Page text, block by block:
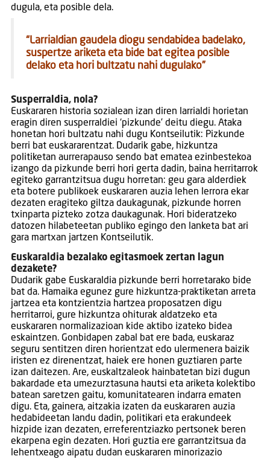
dugula, eta posible dela.
“Larrialdian gaudela diogu sendabidea badelako,
suspertze ariketa eta bide bat egitea posible
delako eta hori bultzatu nahi dugulako”
Susperraldia, nola?
Euskararen historia sozialean izan diren larrialdi horietan
eragin diren susperraldiei ‘pizkunde’ deitu diegu. Ataka
honetan hori bultzatu nahi dugu Kontseilutik: Pizkunde
berri bat euskararentzat. Dudarik gabe, hizkuntza
politiketan aurrerapauso sendo bat ematea ezinbestekoa
izango da pizkunde berri hori gerta dadin, baina herritarrok
egiteko garrantzitsua dugu horretan: geu gara alderdiek
eta botere publikoek euskararen auzia lehen lerrora ekar
dezaten eragiteko giltza daukagunak, pizkunde horren
txinparta pizteko zotza daukagunak. Hori bideratzeko
datozen hilabeteetan publiko egingo den lanketa bat ari
gara martxan jartzen Kontseilutik.
Euskaraldia bezalako egitasmoek zertan lagun
dezakete?
Dudarik gabe Euskaraldia pizkunde berri horretarako bide
bat da. Hamaika egunez gure hizkuntza-praktiketan arreta
jartzea eta kontzientzia hartzea proposatzen digu
herritarroi, gure hizkuntza ohiturak aldatzeko eta
euskararen normalizazioan kide aktibo izateko bidea
eskaintzen. Gonbidapen zabal bat ere bada, euskaraz
seguru sentitzen diren horientzat edo ulermenera baizik
iristen ez direnentzat, haiek ere honen guztiaren parte
izan daitezen. Are, euskaltzaleok hainbatetan bizi dugun
bakardade eta umezurztasuna hautsi eta ariketa kolektibo
batean saretzen gaitu, komunitatearen indarra ematen
digu. Eta, gainera, aitzakia izaten da euskararen auzia
hedabideetan landu dadin, politikari eta erakundeek
hizpide izan dezaten, erreferentziazko pertsonek beren
ekarpena egin dezaten. Hori guztia ere garrantzitsua da
lehentxeago aipatu dudan euskararen minorizazio